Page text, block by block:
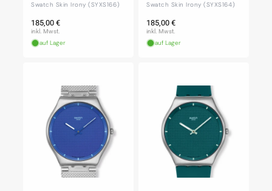
Swatch Skin Irony (SYXS166)
Normaler
Preis
185,00 €
inkl. Mwst.
auf Lager
Swatch Skin Irony (SYXS164)
Normaler
Preis
185,00 €
inkl. Mwst.
auf Lager